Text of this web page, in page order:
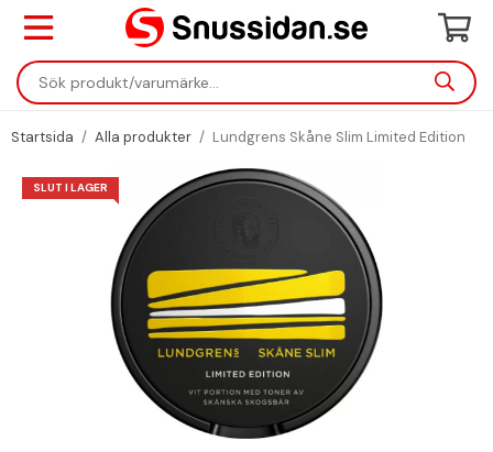
Startsida / Alla produkter / Lundgrens Skåne Slim Limited Edition
SLUT I LAGER